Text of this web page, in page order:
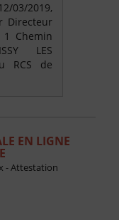
03/2019,
Directeur
1 Chemin
LES
RCS de
EN LIGNE
- Attestation